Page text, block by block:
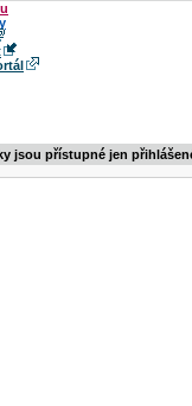
jsou přístupné jen